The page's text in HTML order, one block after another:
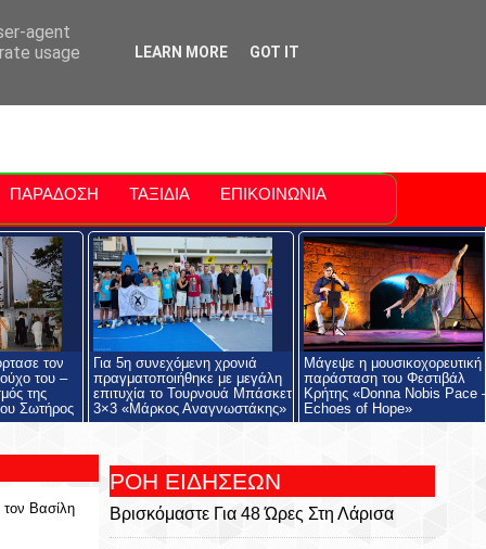
Polis
ΠΑΡΑΔΟΣΗ ΤΑΞΙΔΙΑ ΕΠΙΚΟΙΝΩΝΙΑ
τον
του –
της
Σωτήρος
Για 5η συνεχόμενη χρονιά
πραγματοποιήθηκε με μεγάλη
επιτυχία το Τουρνουά Μπάσκετ
3×3 «Μάρκος Αναγνωστάκης»
Μάγεψε η μουσικοχορευτική
παράσταση του Φεστιβάλ
Κρήτης «Donna Nobis Pace
Echoes of Hope»
τον Βασίλη
ΡΟΗ ΕΙΔΗΣΕΩΝ
Βρισκόμαστε Για 48 Ώρες Στη Λάρισα
agent
usage
LEARN MORE GOT IT